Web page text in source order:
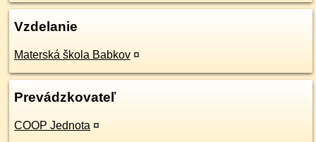
Vzdelanie
Materská škola Babkov ¤
Prevádzkovateľ
COOP Jednota ¤